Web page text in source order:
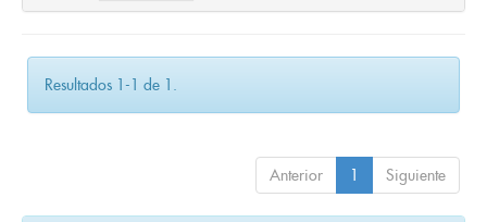
Resultados 1-1 de 1.
Anterior 1 Siguiente